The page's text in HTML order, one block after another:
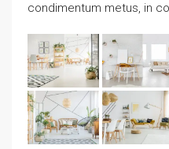
condimentum metus, in